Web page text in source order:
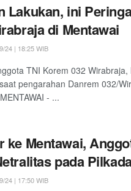
Lakukan, ini
di Mentawai
24 | 18:25 WIB
TNI Korem 032
pengarahan Danrem 032/
- ...
ke Mentawai,
pada
24 | 17:50 WIB